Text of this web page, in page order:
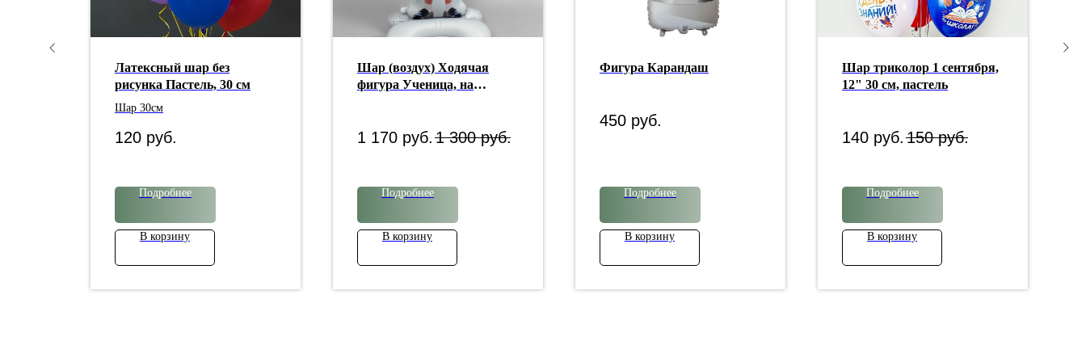
Латексный шар без
рисунка Пастель, 30 см
Шар 30см
120 руб.
Подробнее
В корзину
Шар (воздух) Ходячая
фигура Ученица, на
1 170 руб. 1 300 руб.
Подробнее
В корзину
Фигура Карандаш
450 руб.
Подробнее
В корзину
Шар триколор 1 сентября,
12" 30 см, пастель
140 руб. 150 руб.
Подробнее
В корзину